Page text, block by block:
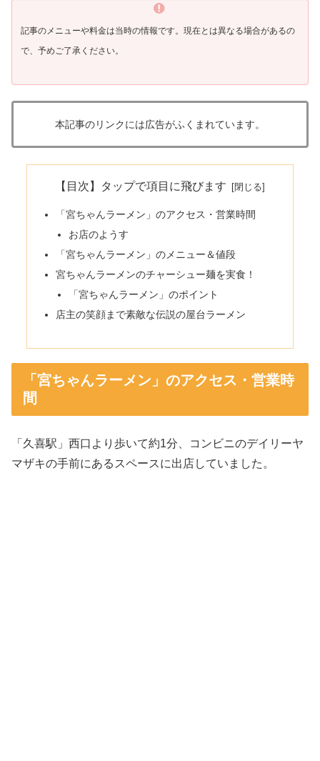
記事のメニューや料金は当時の情報です。現在とは異なる場合があるの
で、予めご了承ください。
本記事のリンクには広告がふくまれています。
【目次】タップで項目に飛びます
「宮ちゃんラーメン」のアクセス・営業時間
お店のようす
「宮ちゃんラーメン」のメニュー＆値段
宮ちゃんラーメンのチャーシュー麺を実食！
「宮ちゃんラーメン」のポイント
店主の笑顔まで素敵な伝説の屋台ラーメン
「宮ちゃんラーメン」のアクセス・営業時
間
「久喜駅」西口より歩いて約1分、コンビニのデイリーヤ
マザキの手前にあるスペースに出店していました。